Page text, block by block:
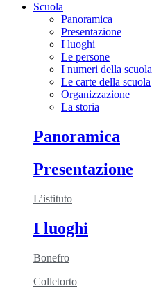
Scuola
Panoramica
Presentazione
I luoghi
Le persone
I numeri della scuola
Le carte della scuola
Organizzazione
La storia
Panoramica
Presentazione
L’istituto
I luoghi
Bonefro
Colletorto